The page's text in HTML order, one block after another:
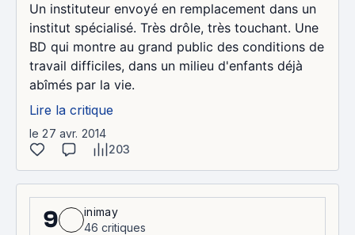
Un instituteur envoyé en remplacement dans un
institut spécialisé. Très drôle, très touchant. Une
BD qui montre au grand public des conditions de
travail difficiles, dans un milieu d'enfants déjà
abîmés par la vie.
Lire la critique
le 27 avr. 2014
203
9
inimay
46 critiques